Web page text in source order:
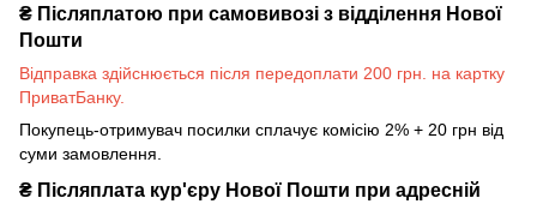
₴ Післяплатою при самовивозі з відділення Нової
Пошти
Відправка здійснюється після передоплати 200 грн. на картку
ПриватБанку.
Покупець-отримувач посилки сплачує комісію 2% + 20 грн від
суми замовлення.
₴ Післяплата кур'єру Нової Пошти при адресній